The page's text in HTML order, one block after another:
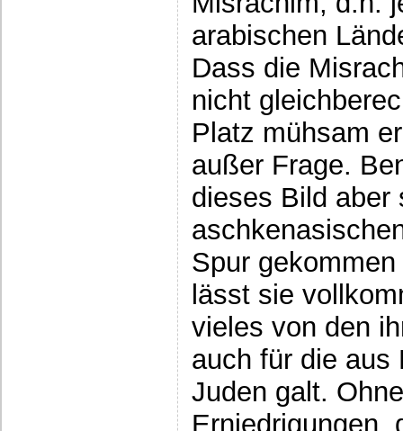
arabischen
Dass die
nicht
Platz mühsam
außer Frage.
dieses Bild aber
Spur
lässt sie
vieles von den
auch für die aus
Juden galt.
Erniedrigungen,